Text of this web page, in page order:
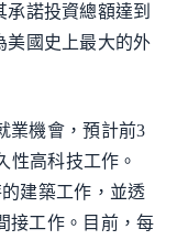
承諾投資總額達到
美國史上最大的外
業機會，預計前3
性高科技工作。
建築工作，並透
接工作。目前，每